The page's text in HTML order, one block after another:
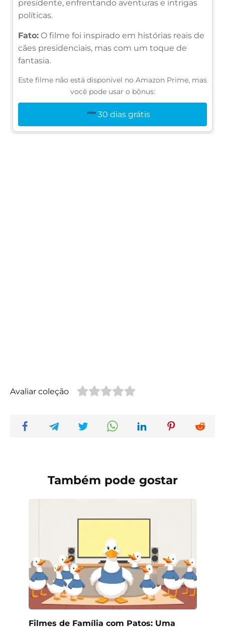
presidente, enfrentando aventuras e intrigas
políticas.
Fato: O filme foi inspirado em histórias reais de
cães presidenciais, mas com um toque de
fantasia.
Este filme não está disponível no Amazon Prime, mas
você pode usar o bônus:
30 dias grátis
Avaliar coleção
Também pode gostar
Filmes de Família com Patos: Uma